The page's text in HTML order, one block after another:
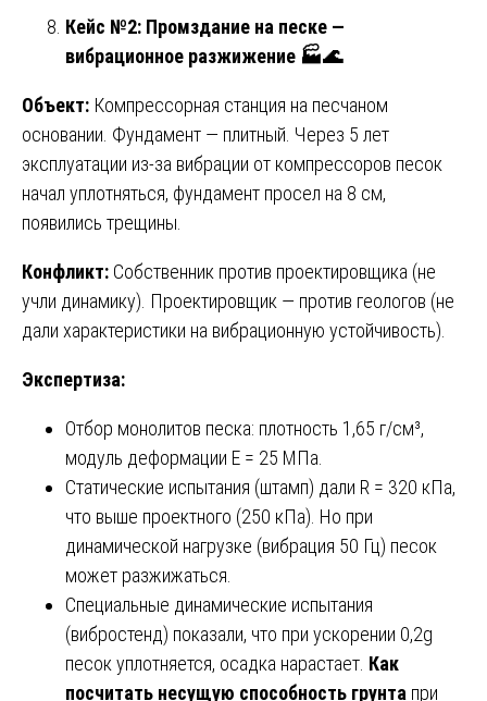
Кейс №2: Промздание на песке —
вибрационное разжижение 🏭🌊
Объект: Компрессорная станция на песчаном
основании. Фундамент — плитный. Через 5 лет
эксплуатации из-за вибрации от компрессоров песок
начал уплотняться, фундамент просел на 8 см,
появились трещины.
Конфликт: Собственник против проектировщика (не
учли динамику). Проектировщик — против геологов (не
дали характеристики на вибрационную устойчивость).
Экспертиза:
Отбор монолитов песка: плотность 1,65 г/см³,
модуль деформации E = 25 МПа.
Статические испытания (штамп) дали R = 320 кПа,
что выше проектного (250 кПа). Но при
динамической нагрузке (вибрация 50 Гц) песок
может разжижаться.
Специальные динамические испытания
(вибростенд) показали, что при ускорении 0,2g
песок уплотняется, осадка нарастает. Как
посчитать несущую способность грунта при